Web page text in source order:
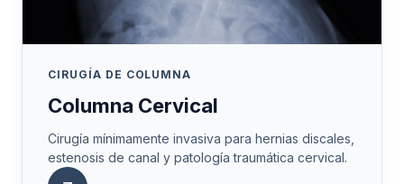
CIRUGÍA DE COLUMNA
Columna Cervical
Cirugía mínimamente invasiva para hernias discales,
estenosis de canal y patología traumática cervical.